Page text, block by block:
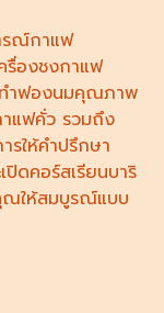
รณ์กาแฟ
รื่องชงกาแฟ
ำฟองนมคุณภาพ
แฟคั่ว รวมถึง
รให้คำปรึกษา
ปิดคอร์สเรียนบาริ
ณให้สมบูรณ์แบบ